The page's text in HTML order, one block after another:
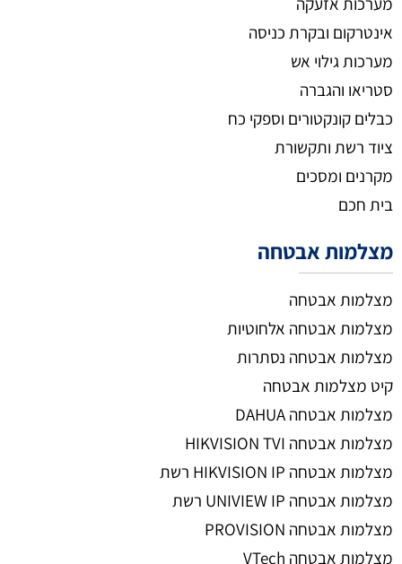
אינטרקום ובקרת כניסה
מערכות גילוי אש
סטריאו והגברה
כבלים קונקטורים וספקי כח
ציוד רשת ותקשורת
מקרנים ומסכים
בית חכם
מצלמות אבטחה
מצלמות אבטחה
מצלמות אבטחה אלחוטיות
מצלמות אבטחה נסתרות
קיט מצלמות אבטחה
מצלמות אבטחה DAHUA
מצלמות אבטחה HIKVISION TVI
מצלמות אבטחה HIKVISION IP רשת
מצלמות אבטחה UNIVIEW IP רשת
מצלמות אבטחה PROVISION
מצלמות אבטחה VTech